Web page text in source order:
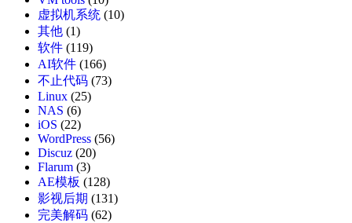
虚拟机系统 (10)
其他 (1)
软件 (119)
AI软件 (166)
不止代码 (73)
Linux (25)
NAS (6)
iOS (22)
WordPress (56)
Discuz (20)
Flarum (3)
AE模板 (128)
影视后期 (131)
完美解码 (62)